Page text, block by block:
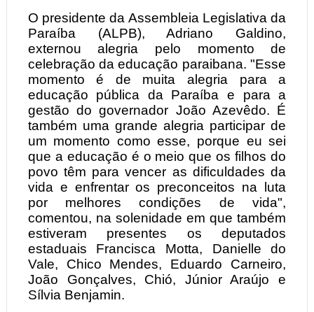
O presidente da Assembleia Legislativa da
Paraíba (ALPB), Adriano Galdino,
externou alegria pelo momento de
celebração da educação paraibana. "Esse
momento é de muita alegria para a
educação pública da Paraíba e para a
gestão do governador João Azevêdo. É
também uma grande alegria participar de
um momento como esse, porque eu sei
que a educação é o meio que os filhos do
povo têm para vencer as dificuldades da
vida e enfrentar os preconceitos na luta
por melhores condições de vida",
comentou, na solenidade em que também
estiveram presentes os deputados
estaduais Francisca Motta, Danielle do
Vale, Chico Mendes, Eduardo Carneiro,
João Gonçalves, Chió, Júnior Araújo e
Sílvia Benjamin.